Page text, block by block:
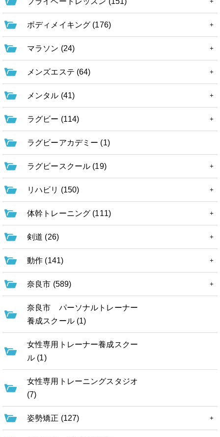
ボディメイキング (176)
マラソン (24)
メンズエステ (64)
メンタル (41)
ラグビー (114)
ラグビーアカデミー (1)
ラグビースクール (19)
リハビリ (150)
体幹トレーニング (111)
剣道 (26)
動作 (141)
奈良市 (589)
奈良市 パーソナルトレーナー
養成スクール (1)
女性専用トレーナー養成スクー
ル (1)
女性専用トレーニングスタジオ
(7)
姿勢矯正 (127)